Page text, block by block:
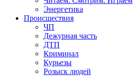
Энергетика
Происшествия
ЧП
Дежурная часть
ДТП
Криминал
Курьезы
Розыск людей